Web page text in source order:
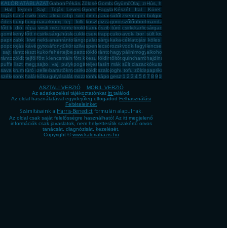
KALÓRIATÁBLÁZATGabona, mag, örlemény
Pékáru, édesség, sütemény, rágcsa, tészta
Zöldség, fűszer
GombaGyümölcsOlaj, zsíradékHús, húskészítmény
Hal
TejtermékSajt Tojás Leves Gyorsfagyasztott, dobozos, konzerv étel
Fagylalt, jégkrém
Készétel Ital
Köret
tojás banáncsirkemell
rizs alma zabpehely
sör dinnyeparadicsom
sütőtökzsemleeper bulgur
édesburgonya
burgonyaburgonyanarancskrumplitej kifli kuszkusz
pizzagörögdinnye
szőlőuborkamandarin
főtt tojás
dió répa virsli méz körte brokkolibarnarizsőszibarack
túró csirkecomb
karfiolsárgadinnye
gombakenyérfőtt rizscsirkemájsárgarépa
húslevescukkinicseresznyetrappista sajt
cukoravokádó
bor sült krumpli
paprikazabkása
kiwi nektarinananászrántott hús
lángospalacsintasárgabarack
kakaós csiga
céklatojásfehérje
köles
popcorntojásrántotta
kávégyrosáfonyatükörtojás
szilvaspenótlecsórozskenyér
vodkafagyi lencse
sajt rántott csirkemell
tésztakukoricafehér kenyér
tejbegrízpattogatott kukorica
tökfőzelék
rántottahagymapálinkamogyoróalkohol
rántott sajt
zöldbabtejfölfőtt kukorica
lencsefőzelék
málnafőtt krumpli
kesudióföldimogyoró
töltött káposzta
quinoahamburger
hajdina
puffasztott rizs
liszt meggysajtos pogácsa
vaj pulykamell
pogácsateljes kiőrlésû kenyér
fasírt mák sült csirkecomb
lazackókuszzsír
savanyú káposzta
krumplipüré
túró rudizellerbaracktökmagcsirkemell sonka
zöldbabfőzelék
szalonnajoghurttofu zöldalmapaprikás krumpli
székelykáposzta
sonkahalászlékókuszreszelék
gulyásleves
salátamozzarella
tonhalkáposztagesztenye
1 2 3 4 5 6 7 8 9 10
ASZTALI VERZIÓ
MOBIL VERZIÓ
Az adatkezelési tájékoztatónkat itt találod.
Az oldal használatával egyidejűleg elfogadod Felhasználási
Feltételeinket
Számításaink a Harris-Benedict formulán alapulnak.
Az oldal csak saját felelősségre használható! Az itt megjelenő
információk csak javaslatok, nem helyettesítik szakértő orvos
tanácsát, diagnózisát, kezelését.
Copyright © www.kaloriabazis.hu